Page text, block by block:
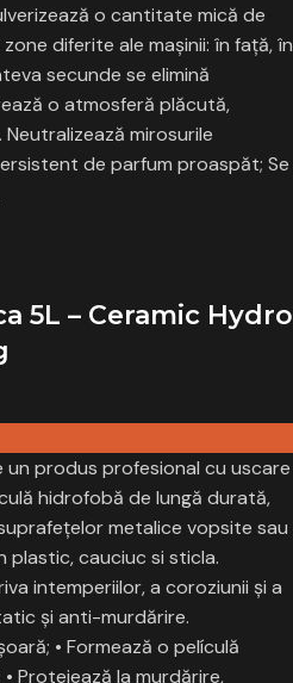
o cantitate mică de
diferite ale mașinii: în față, în
secunde se elimină
o atmosferă plăcută,
mirosurile
de parfum proaspăt; Se
5L – Ceramic Hydro
un produs profesional cu uscare
hidrofobă de lungă durată,
metalice vopsite sau
plastic, cauciuc si sticla.
intemperiilor, a coroziunii şi a
și anti-murdărire.
• Formează o películă
Protejează la murdărire,